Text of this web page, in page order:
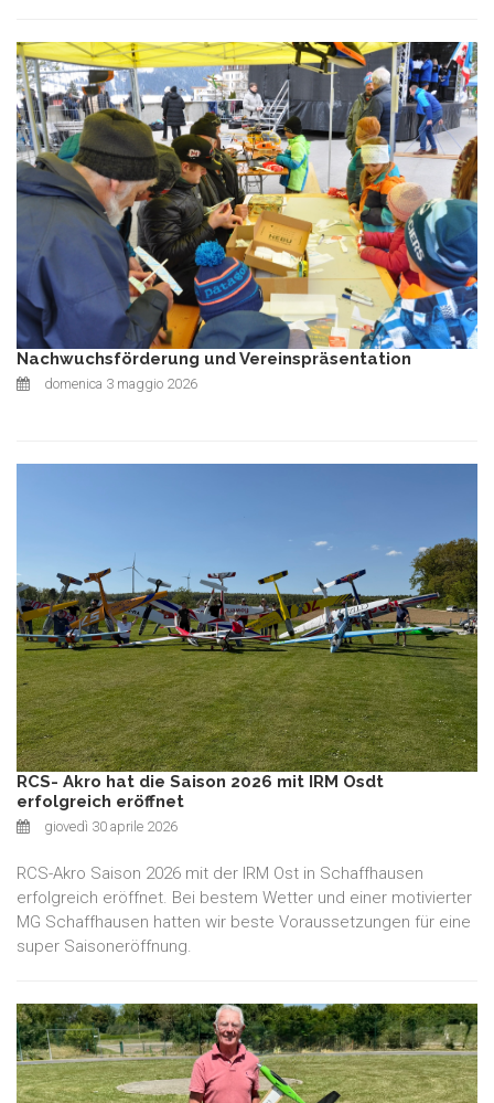
Nachwuchsförderung und Vereinspräsentation
domenica 3 maggio 2026
RCS- Akro hat die Saison 2026 mit IRM Osdt
erfolgreich eröffnet
giovedì 30 aprile 2026
RCS-Akro Saison 2026 mit der IRM Ost in Schaffhausen
erfolgreich eröffnet. Bei bestem Wetter und einer motivierter
MG Schaffhausen hatten wir beste Voraussetzungen für eine
super Saisoneröffnung.